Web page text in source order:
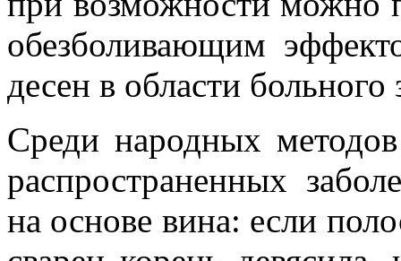
обезболивающим
десен в области больного
Среди народных
распространенных
на основе вина: если